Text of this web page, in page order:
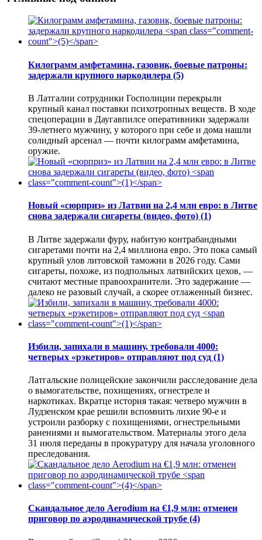
Килограмм амфетамина, газовик, боевые патроны:
задержали крупного наркодилера (5)
В Латгалии сотрудники Госполиции перекрыли
крупный канал поставки психотропных веществ. В ходе
спецоперации в Даугавпилсе оперативники задержали
39-летнего мужчину, у которого при себе и дома нашли
солидный арсенал — почти килограмм амфетамина,
оружие.
Новый «сюрприз» из Латвии на 2,4 млн евро: в Литве
снова задержали сигареты (видео, фото) (1)
В Литве задержали фуру, набитую контрабандными
сигаретами почти на 2,4 миллиона евро. Это пока самый
крупный улов литовской таможни в 2026 году. Сами
сигареты, похоже, из подпольных латвийских цехов, —
считают местные правоохранители. Это задержание —
далеко не разовый случай, а скорее отлаженный бизнес.
Избили, запихали в машину, требовали 4000:
четверых «рэкетиров» отправляют под суд (1)
Латгальские полицейские закончили расследование дела
о вымогательстве, похищениях, огнестреле и
наркотиках. Вкратце история такая: четверо мужчин в
Лудзенском крае решили вспомнить лихие 90-е и
устроили разборку с похищениями, огнестрельными
ранениями и вымогательством. Материалы этого дела
31 июля переданы в прокуратуру для начала уголовного
преследования.
Скандальное дело Aerodium на €1,9 млн: отменен
приговор по аэродинамической трубе (4)